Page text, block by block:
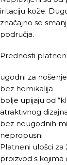
iritaciju kože.
značajno se
područja.
Prednosti
ugodni za
bez hemikalija
bolje upijaju od
atraktivnog
bez neugodnih
nepropusni
Platneni ulošci za
proizvod s kojima